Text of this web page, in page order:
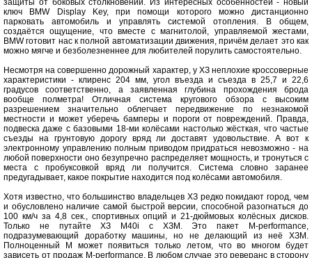
защиты от боковых столкновений. Из интересных особенностей - новый
ключ BMW Display Key, при помощи которого можно дистанционно
парковать автомобиль и управлять системой отопления. В общем,
создаётся ощущение, что вместе с магнитолой, управляемой жестами,
BMW готовит нас к полной автоматизации движения, причём делает это как
можно мягче и безболезненнее для любителей порулить самостоятельно.
Несмотря на совершенно дорожный характер, у ХЗ неплохие кроссоверные
характеристики - клиренс 204 мм, угол въезда и съезда в 25,7 и 22,6
градусов соответственно, а заявленная глубина прохождения брода
вообще полметра! Отличная система кругового обзора с высоким
разрешением значительно облегчает передвижение по незнакомой
местности и может уберечь бамперы и пороги от повреждений. Правда,
подвеска даже с базовыми 18-ми колёсами настолько жёсткая, что частые
съезды на грунтовую дорогу вряд ли доставят удовольствие. А вот к
электронному управлению полным приводом придраться невозможно - на
любой поверхности оно безупречно распределяет мощность, и тронуться с
места с пробуксовкой вряд ли получится. Система словно заранее
предугадывает, какое покрытие находится под колёсами автомобиля.
Хотя известно, что большинство владельцев ХЗ редко покидают город, чем
и обусловлено наличие самой быстрой версии, способной разогнаться до
100 км/ч за 4,8 сек., спортивных опций и 21-дюймовых колёсных дисков.
Только не путайте ХЗ М40і с ХЗМ. Это пакет M-performance,
подразумевающий доработку машины, но не делающий из неё ХЗМ.
Полноценный М может появиться только летом, что во многом будет
зависеть от продаж M-performance. В любом случае это реверанс в сторону